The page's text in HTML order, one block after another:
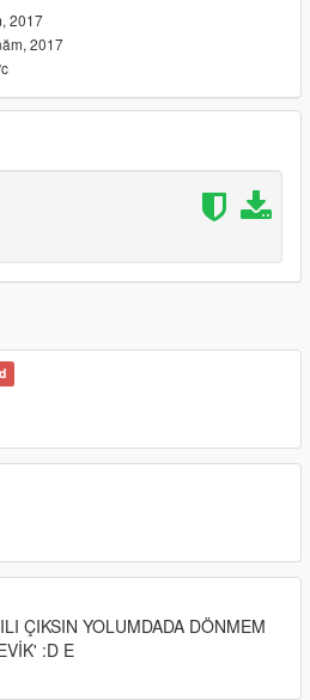
Mpt-76 yı kullanıyosanız lütfen
mpt-76-milli-piyade-tufegi-
animated
2017
2017
ÇIKSIN YOLUMDADA DÖNMEM
:D E